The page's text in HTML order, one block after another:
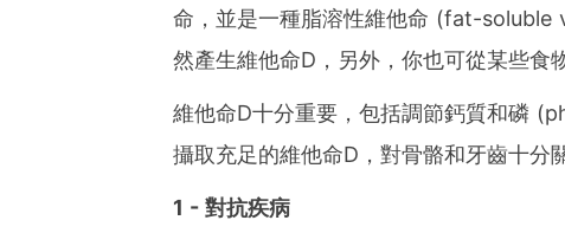
命，並是一種脂溶性維他命 (fat-soluble
然產生維他命D，另外，你也可從某些食
維他命D十分重要，包括調節鈣質和磷
攝取充足的維他命D，對骨骼和牙齒十分
1 - 對抗疾病